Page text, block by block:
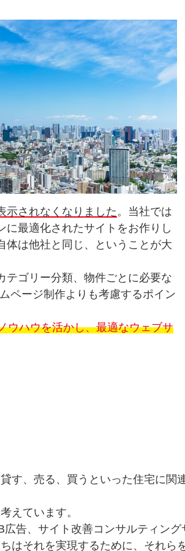
示されなくなりました 。当社では
最適化されたサイトをお作りし
体は他社と同じ、ということが大
テゴリー分類、物件ごとに必要な
ページ制作よりも考慮するポイン
ウハウを活かし、最適なウェブサ
す、売る、買うといった住宅に関
えています。
告、サイト改善コンサルティング
はそれを実現するために、それら